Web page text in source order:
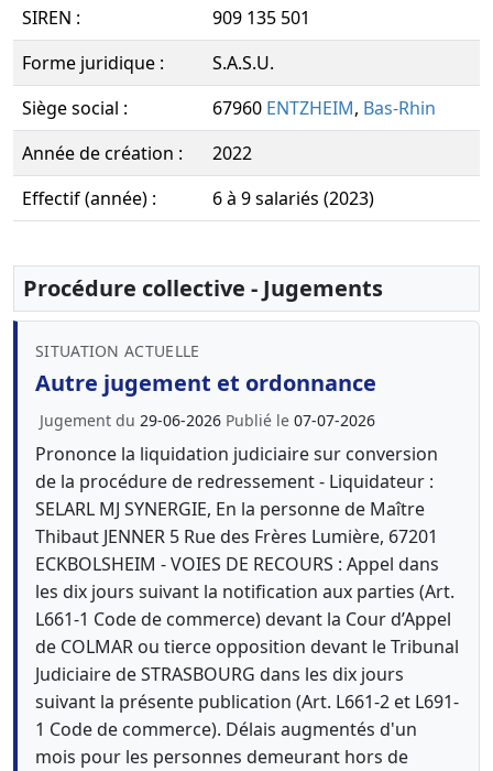
SIREN :
909 135 501
Forme juridique :
S.A.S.U.
Siège social :
67960 ENTZHEIM, Bas-Rhin
Année de création :
2022
Effectif (année) :
6 à 9 salariés (2023)
Procédure collective - Jugements
SITUATION ACTUELLE
Autre jugement et ordonnance
Jugement du 29-06-2026 Publié le 07-07-2026
Prononce la liquidation judiciaire sur conversion
de la procédure de redressement - Liquidateur :
SELARL MJ SYNERGIE, En la personne de Maître
Thibaut JENNER 5 Rue des Frères Lumière, 67201
ECKBOLSHEIM - VOIES DE RECOURS : Appel dans
les dix jours suivant la notification aux parties (Art.
L661-1 Code de commerce) devant la Cour d’Appel
de COLMAR ou tierce opposition devant le Tribunal
Judiciaire de STRASBOURG dans les dix jours
suivant la présente publication (Art. L661-2 et L691-
1 Code de commerce). Délais augmentés d'un
mois pour les personnes demeurant hors de